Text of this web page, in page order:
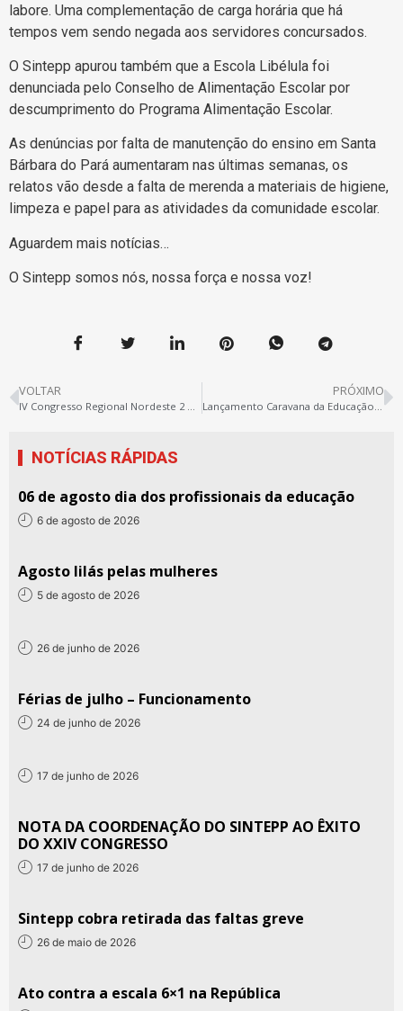
labore. Uma complementação de carga horária que há
tempos vem sendo negada aos servidores concursados.
O Sintepp apurou também que a Escola Libélula foi
denunciada pelo Conselho de Alimentação Escolar por
descumprimento do Programa Alimentação Escolar.
As denúncias por falta de manutenção do ensino em Santa
Bárbara do Pará aumentaram nas últimas semanas, os
relatos vão desde a falta de merenda a materiais de higiene,
limpeza e papel para as atividades da comunidade escolar.
Aguardem mais notícias…
O Sintepp somos nós, nossa força e nossa voz!
VOLTAR
IV Congresso Regional Nordeste 2 do Sintepp
PRÓXIMO
Lançamento Caravana da Educação em Solidariedade com Cuba
NOTÍCIAS RÁPIDAS
06 de agosto dia dos profissionais da educação
6 de agosto de 2026
Agosto lilás pelas mulheres
5 de agosto de 2026
26 de junho de 2026
Férias de julho – Funcionamento
24 de junho de 2026
17 de junho de 2026
NOTA DA COORDENAÇÃO DO SINTEPP AO ÊXITO
DO XXIV CONGRESSO
17 de junho de 2026
Sintepp cobra retirada das faltas greve
26 de maio de 2026
Ato contra a escala 6×1 na República